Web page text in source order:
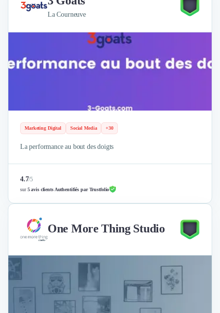
La Courneuve
Marketing Digital Social Media +30
La performance au bout des doigts
4.7/5
sur5 avis clients Authentifiés par Trustfolio
One More Thing Studio